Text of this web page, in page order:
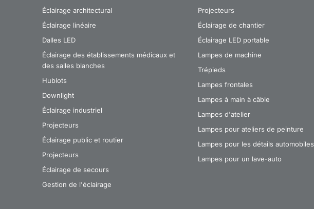
Éclairage architectural
Éclairage linéaire
Dalles LED
Éclairage des établissements médicaux et
des salles blanches
Hublots
Downlight
Éclairage industriel
Projecteurs
Éclairage public et routier
Projecteurs
Éclairage de secours
Gestion de l'éclairage
Projecteurs
Éclairage de chantier
Éclairage LED portable
Lampes de machine
Trépieds
Lampes frontales
Lampes à main à câble
Lampes d'atelier
Lampes pour ateliers de peinture
Lampes pour les détails automobiles
Lampes pour un lave-auto